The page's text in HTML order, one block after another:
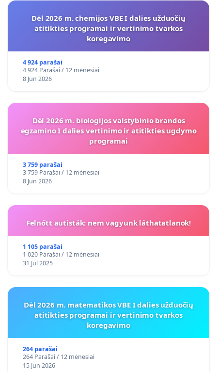
Dėl 2026 m. chemijos VBE I dalies užduočių
atitikties programai ir vertinimo tvarkos
koregavimo
4 924 parašai
4 924 Parašai / 12 mėnesiai
8 Jun 2026
Dėl 2026 m. biologijos valstybinio brandos
egzamino I dalies vertinimo ir atitikties ugdymo
programai
3 759 parašai
3 759 Parašai / 12 mėnesiai
8 Jun 2026
Felnőtt autisták: nem vagyunk láthatatlanok!
1 105 parašai
1 020 Parašai / 12 mėnesiai
31 Jul 2025
Dėl 2026 m. matematikos VBE I dalies užduočių
atitikties programai ir vertinimo tvarkos
koregavimo
264 parašai
264 Parašai / 12 mėnesiai
15 Jun 2026